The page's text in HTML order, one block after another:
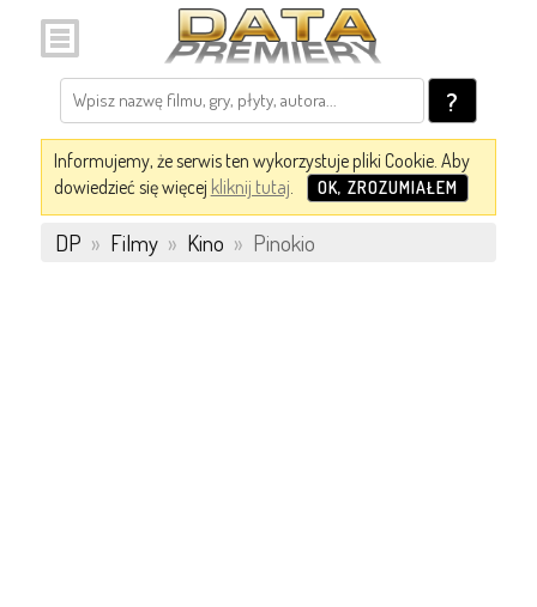
?
Informujemy, że serwis ten wykorzystuje pliki Cookie. Aby
dowiedzieć się więcej kliknij tutaj. OK, ZROZUMIAŁEM
DP » Filmy » Kino » Pinokio